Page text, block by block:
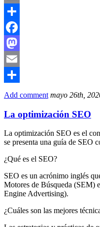
Email
Compartir
Facebook
Mastodon
Email
Compartir
Add comment mayo 26th,
La optimización SEO
La optimización SEO es el
se presenta una guía de SEO
¿Qué es el SEO?
SEO es un acrónimo inglés
Motores de Búsqueda (SEM)
Engine Advertising).
¿Cuáles son las mejores